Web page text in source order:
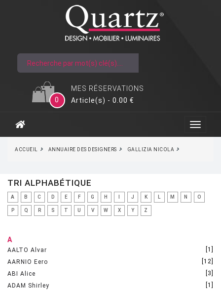
MES RÉSERVATIONS
0
Article(s) - 0.00 €
ACCUEIL ANNUAIRE DES DESIGNERS GALLIZIA NICOLA
TRI ALPHABÉTIQUE
A B C D E F G H J K M N O
P Q R S T U V W X Y Z
A
AALTO Alvar
[1]
AARNIO Eero
[12]
ABI Alice
[3]
ADAM Shirley
[1]